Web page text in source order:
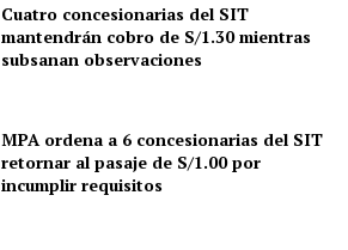
Cuatro concesionarias del SIT
mantendrán cobro de S/1.30 mientras
subsanan observaciones
MPA ordena a 6 concesionarias del SIT
retornar al pasaje de S/1.00 por
incumplir requisitos